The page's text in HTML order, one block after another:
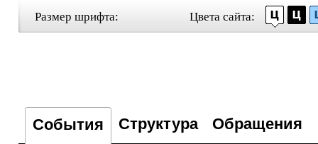
Размер шрифта: Цвета сайта:
События Структура Обращения